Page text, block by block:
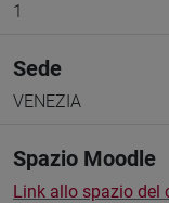
1
Sede
VENEZIA
Spazio Moodle
Link allo spazio del